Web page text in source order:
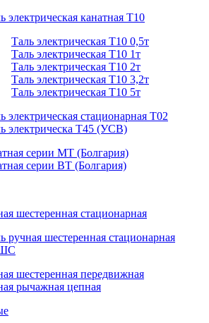
электрическая канатная Т10
Таль электрическая Т10 0,5т
Таль электрическая Т10 1т
Таль электрическая Т10 2т
Таль электрическая Т10 3,2т
Таль электрическая Т10 5т
электрическая стационарная Т02
электрическа T45 (УСВ)
серии МТ (Болгария)
серии ВТ (Болгария)
шестеренная стационарная
ручная шестеренная стационарная
шестеренная передвижная
рычажная цепная